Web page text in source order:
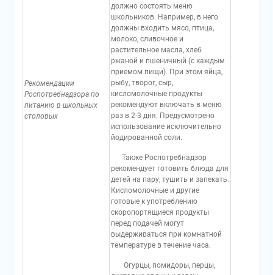
Рекомендации
Роспотребнадзора по
питанию в школьных
столовых
должно состоять меню
школьников. Например, в него
должны входить мясо, птица,
молоко, сливочное и
растительное масла, хлеб
ржаной и пшеничный (с каждым
приемом пищи). При этом яйца,
рыбу, творог, сыр,
кисломолочные продукты
рекомендуют включать в меню
раз в 2-3 дня. Предусмотрено
использование исключительно
йодированной соли.
Также Роспотребнадзор
рекомендует готовить блюда для
детей на пару, тушить и запекать.
Кисломолочные и другие
готовые к употреблению
скоропортящиеся продукты
перед подачей могут
выдерживаться при комнатной
температуре в течение часа.
Огурцы, помидоры, перцы,